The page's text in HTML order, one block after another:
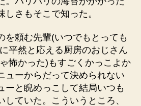
さもそこで知った。
を頼む先輩(いつでもとっても
平然と応える厨房のおじさん
怖かった)もすごくかっこよか
ューからだって決められない
ーと睨めっこして結局いつも
していた。こういうところ、